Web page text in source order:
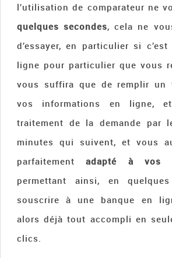
l’utilisation de comparateur ne
quelques secondes, cela ne
d’essayer, en particulier si
ligne pour particulier que vous
vous suffira que de remplir un
vos informations en ligne,
traitement de la demande par
minutes qui suivent, et vous
parfaitement adapté à vos
permettant ainsi, en
souscrire à une banque en
alors déjà tout accompli en
clics.